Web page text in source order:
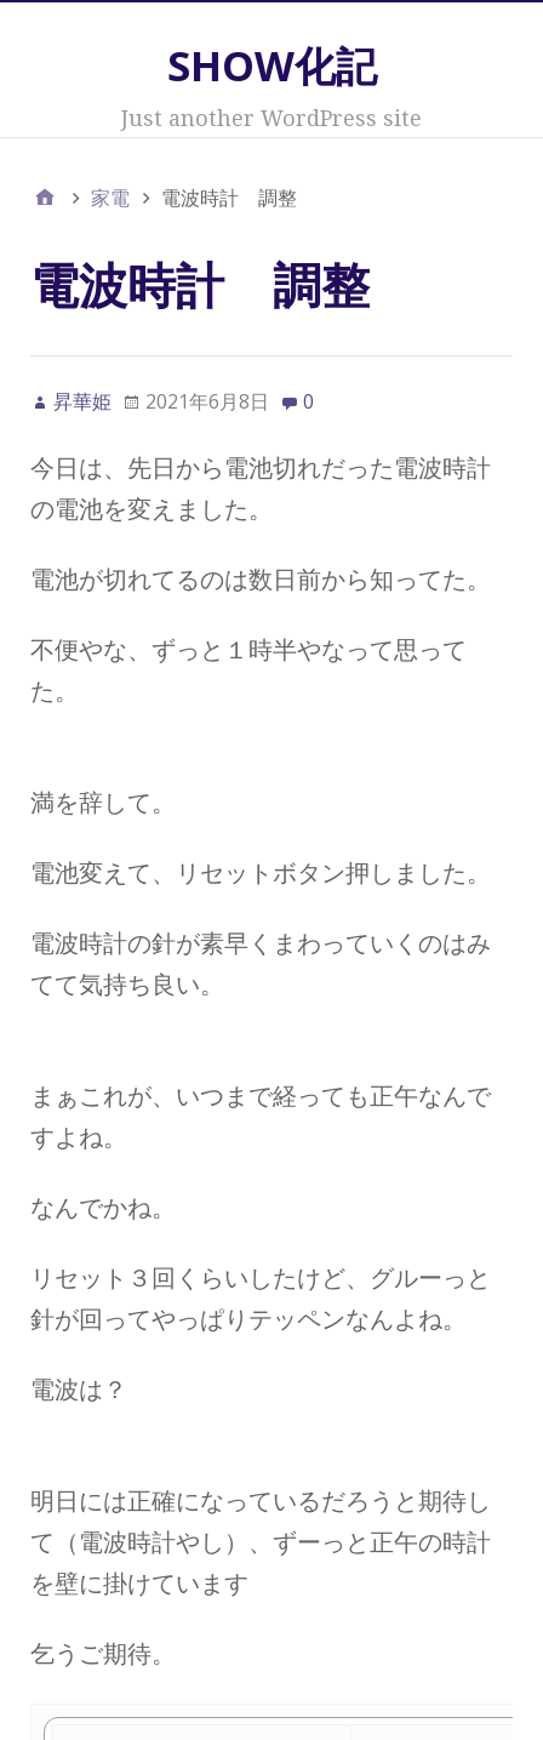
SHOW化記
Just another WordPress site
家電 電波時計 調整
電波時計 調整
昇華姫 2021年6月8日 0
今日は、先日から電池切れだった電波時計
の電池を変えました。
電池が切れてるのは数日前から知ってた。
不便やな、ずっと１時半やなって思って
た。
満を辞して。
電池変えて、リセットボタン押しました。
電波時計の針が素早くまわっていくのはみ
てて気持ち良い。
まぁこれが、いつまで経っても正午なんで
すよね。
なんでかね。
リセット３回くらいしたけど、グルーっと
針が回ってやっぱりテッペンなんよね。
電波は？
明日には正確になっているだろうと期待し
て（電波時計やし）、ずーっと正午の時計
を壁に掛けています
乞うご期待。